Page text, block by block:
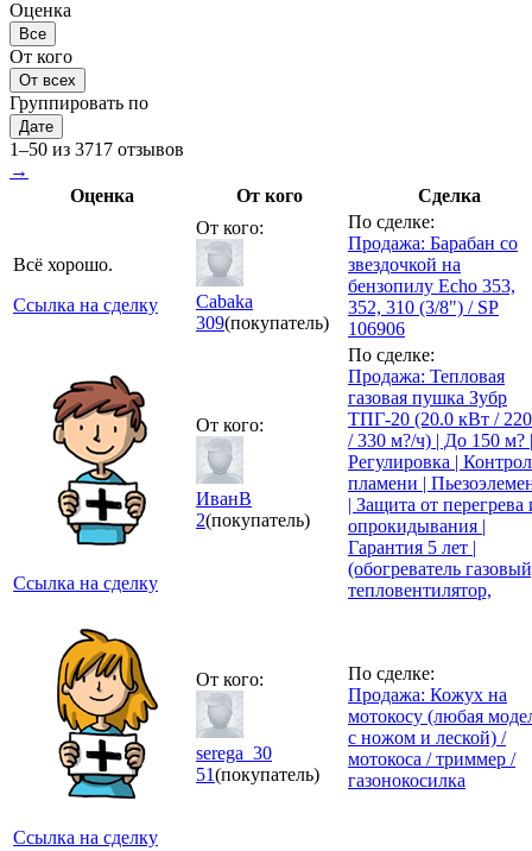
Оценка
Все
От кого
От всех
Группировать по
Дате
1–50 из 3717 отзывов
→
Оценка
От кого Сделка
Всё хорошо.
Ссылка на сделку
От кого:
Cabaka
309(покупатель)
По сделке:
Продажа: Барабан со
звездочкой на
бензопилу Echo 353,
352, 310 (3/8") / SP
106906
Ссылка на сделку
От кого:
ИванВ
2(покупатель)
По сделке:
Продажа: Тепловая
газовая пушка Зубр
ТПГ-20 (20.0 кВт /
/ 330 м?/ч) | До 150 м? |
Регулировка |
пламени |
| Защита от перегрева
опрокидывания |
Гарантия 5 лет |
(обогреватель
тепловентилятор,
Ссылка на сделку
От кого:
serega_30
51(покупатель)
По сделке:
Продажа: Кожух на
мотокосу (любая
с ножом и леской) /
мотокоса / триммер /
газонокосилка